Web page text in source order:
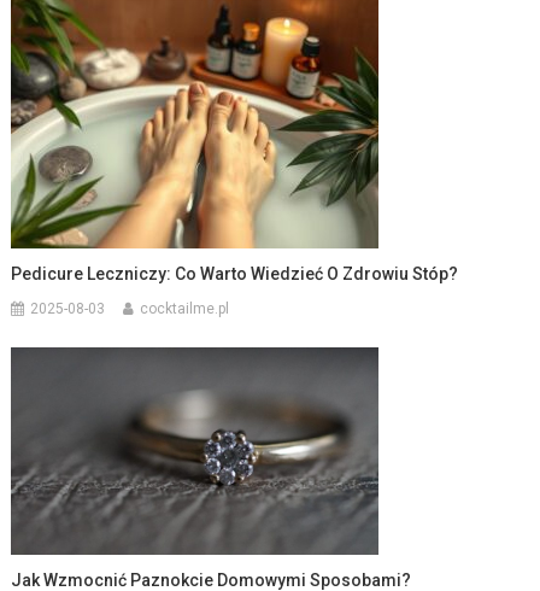
Pedicure Leczniczy: Co Warto Wiedzieć O Zdrowiu Stóp?
2025-08-03 cocktailme.pl
Jak Wzmocnić Paznokcie Domowymi Sposobami?